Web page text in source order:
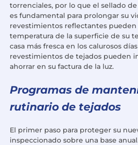
torrenciales, por lo que el sellado
es fundamental para prolongar su
revestimientos reflectantes
temperatura de la superficie de su
casa más fresca en los calurosos
revestimientos de tejados pueden
ahorrar en su factura de la luz.
Programas de
rutinario de tejados
El primer paso para proteger su
inspeccionado sobre una base